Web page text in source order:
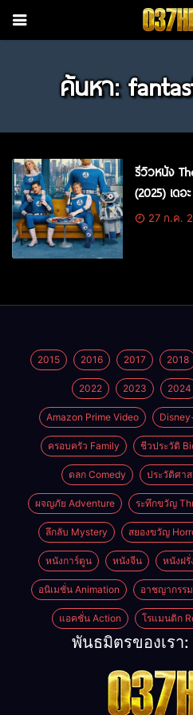
ค้นหา:
รีวิวหนัง
(2025) เด
บทใหม่27 ก.ค.
2015 2016 2017 2018
2022 2023 2024
Amazon Prime Video
ครอบครัว Family ชีวประวัติ
ตลก Comedy ประวัติศา
ผจญภัย Adventure ระทึกขวัญ
ลึกลับ Mystery สยองขวัญ
หนังการ์ตูน หนังจีน หนังฝรั่
อนิเมชั่น Animation อาชญากรร
แอคชั่น Action โรแมนติก
พันธมิตรของเรา: